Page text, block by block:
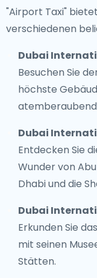
"Airport Taxi"
verschiedenen
Dubai
Besuchen Sie
höchste
Dubai
Entdecken Sie
Wunder von
Dhabi und die
Dubai
Erkunden Sie
mit seinen
Stätten.